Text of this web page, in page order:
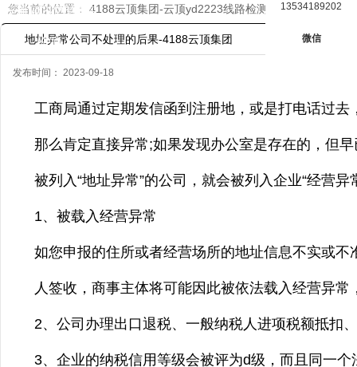
云顶yd2223线路
检测
您当前的位置： 4188云顶集团-云顶yd2223线路检测 市场部新闻»
地址异常公司不处理的后果-4188云顶集团
发布时间： 2023-09-18
工商局通过定期发信函到注册地，或是打电话过
那么肯定直接异常;如果发现办公室是存在的，但
被列入“地址异常”的公司，就会被列入企业“经营
1、被载入经营异常
如您申报的住所或者经营场所的地址信息不实或
人签收，商事主体将可能因此被依法载入经营异常
2、公司办理出口退税、一般纳税人进项税额抵扣
3、企业的纳税信用等级会被评为d级，而且同一
13534189202
微信